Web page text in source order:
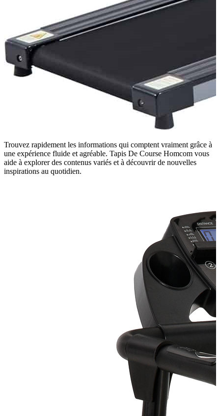
Trouvez rapidement les informations qui comptent vraiment grâce à
une expérience fluide et agréable. Tapis De Course Homcom vous
aide à explorer des contenus variés et à découvrir de nouvelles
inspirations au quotidien.